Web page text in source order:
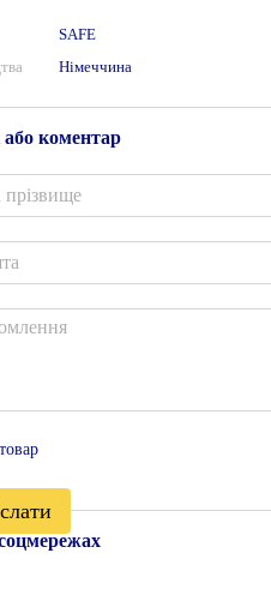
SAFE
Німеччина
коментар